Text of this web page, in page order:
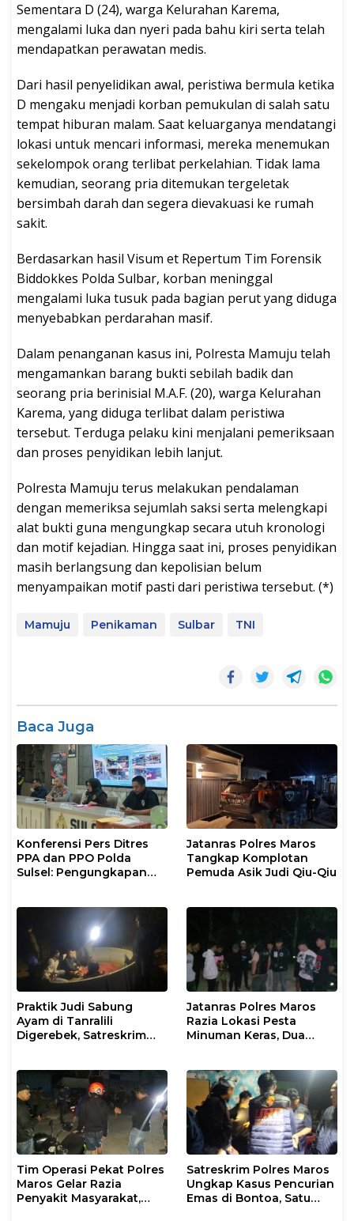
Sementara D (24), warga Kelurahan Karema,
mengalami luka dan nyeri pada bahu kiri serta telah
mendapatkan perawatan medis.
Dari hasil penyelidikan awal, peristiwa bermula ketika
D mengaku menjadi korban pemukulan di salah satu
tempat hiburan malam. Saat keluarganya mendatangi
lokasi untuk mencari informasi, mereka menemukan
sekelompok orang terlibat perkelahian. Tidak lama
kemudian, seorang pria ditemukan tergeletak
bersimbah darah dan segera dievakuasi ke rumah
sakit.
Berdasarkan hasil Visum et Repertum Tim Forensik
Biddokkes Polda Sulbar, korban meninggal
mengalami luka tusuk pada bagian perut yang diduga
menyebabkan perdarahan masif.
Dalam penanganan kasus ini, Polresta Mamuju telah
mengamankan barang bukti sebilah badik dan
seorang pria berinisial M.A.F. (20), warga Kelurahan
Karema, yang diduga terlibat dalam peristiwa
tersebut. Terduga pelaku kini menjalani pemeriksaan
dan proses penyidikan lebih lanjut.
Polresta Mamuju terus melakukan pendalaman
dengan memeriksa sejumlah saksi serta melengkapi
alat bukti guna mengungkap secara utuh kronologi
dan motif kejadian. Hingga saat ini, proses penyidikan
masih berlangsung dan kepolisian belum
menyampaikan motif pasti dari peristiwa tersebut. (*)
Mamuju Penikaman Sulbar TNI
Baca Juga
Konferensi Pers Ditres
PPA dan PPO Polda
Sulsel: Pengungkapan
Wilayah
Jatanras Polres Maros
Tangkap Komplotan
Pemuda Asik Judi Qiu-Qiu
Praktik Judi Sabung
Ayam di Tanralili
Digerebek, Satreskrim
Jatanras Polres Maros
Razia Lokasi Pesta
Minuman Keras, Dua
Busur Pemanah
Tim Operasi Pekat Polres
Maros Gelar Razia
Penyakit Masyarakat,
Satreskrim Polres Maros
Ungkap Kasus Pencurian
Emas di Bontoa, Satu